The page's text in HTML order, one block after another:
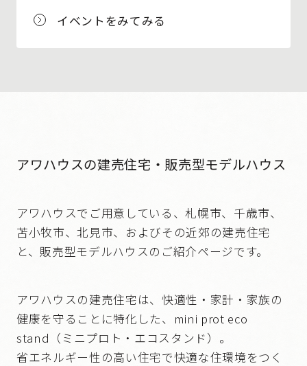
イベントをみてみる
アワハウスの建売住宅・販売型モデルハウス
アワハウスでご用意している、札幌市、千歳市、
苫小牧市、北見市、およびその近郊の建売住宅
と、販売型モデルハウスのご紹介ページです。
アワハウスの建売住宅は、快適性・家計・家族の
健康を守ることに特化した、mini prot eco
stand（ミニプロト・エコスタンド）。
省エネルギー性の高い住宅で快適な住環境をつく